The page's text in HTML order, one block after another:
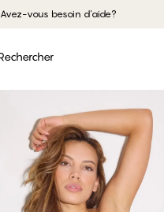
Avez-vous besoin d'aide?